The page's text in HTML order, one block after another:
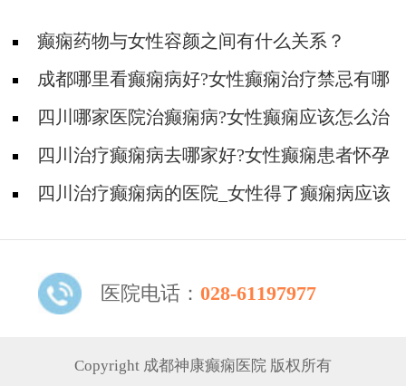
癫痫药物与女性容颜之间有什么关系？
成都哪里看癫痫病好?女性癫痫治疗禁忌有哪
些? 四川哪家医院治癫痫病?女性癫痫应该怎么治
疗? 四川治疗癫痫病去哪家好?女性癫痫患者怀孕
了怎么治疗?
四川治疗癫痫病的医院_女性得了癫痫病应该
医院电话： 028-61197977
Copyright 成都神康癫痫医院 版权所有